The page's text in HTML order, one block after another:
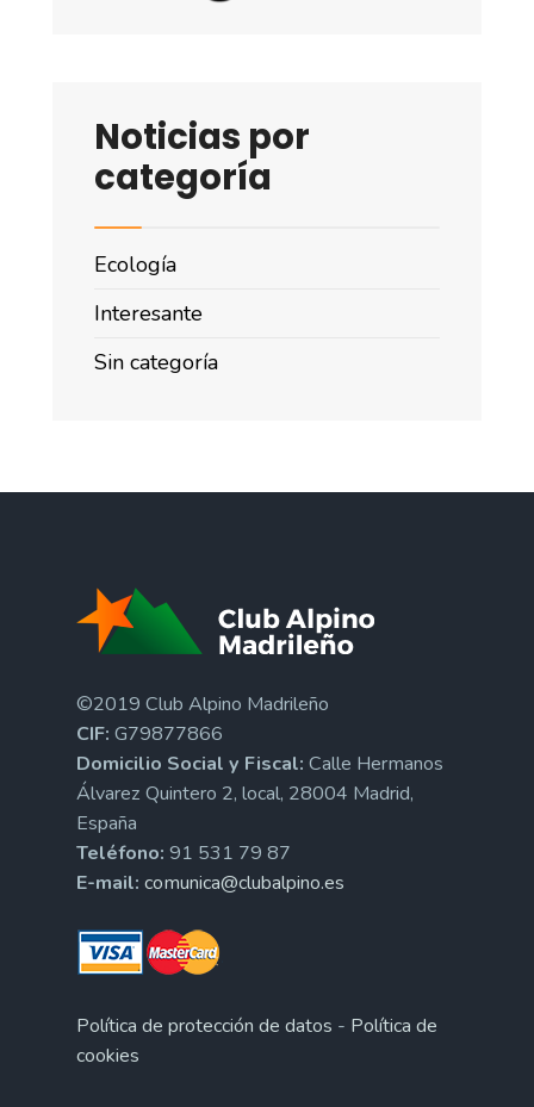
Noticias por
categoría
Ecología
Interesante
Sin categoría
©2019 Club Alpino Madrileño
CIF: G79877866
Domicilio Social y Fiscal: Calle Hermanos
Álvarez Quintero 2, local, 28004 Madrid,
España
Teléfono: 91 531 79 87
E-mail: comunica@clubalpino.es
Política de protección de datos - Política de
cookies